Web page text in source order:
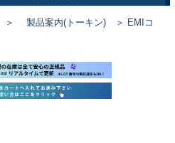
＞ 製品案内(トーキン) ＞ EMIコ